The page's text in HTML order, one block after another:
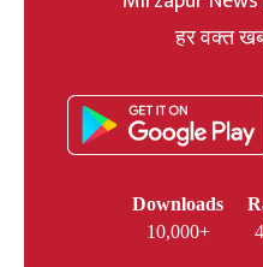
हर वक्त
Downloads
10,000+